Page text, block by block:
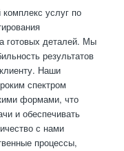
услуг по
готовых деталей. Мы
результатов
Наши
спектром
формами, что
и обеспечивать
с нами
процессы,